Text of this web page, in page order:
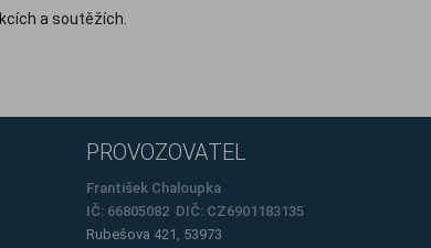
a soutěžích.
PROVOZOVATEL
František Chaloupka
IČ: 66805082 DIČ: CZ6901183135
Rubešova 421, 53973